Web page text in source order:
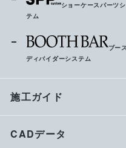
ショーケースパーツ
テム
ブース
ディバイダーシステム
施工ガイド
CADデータ